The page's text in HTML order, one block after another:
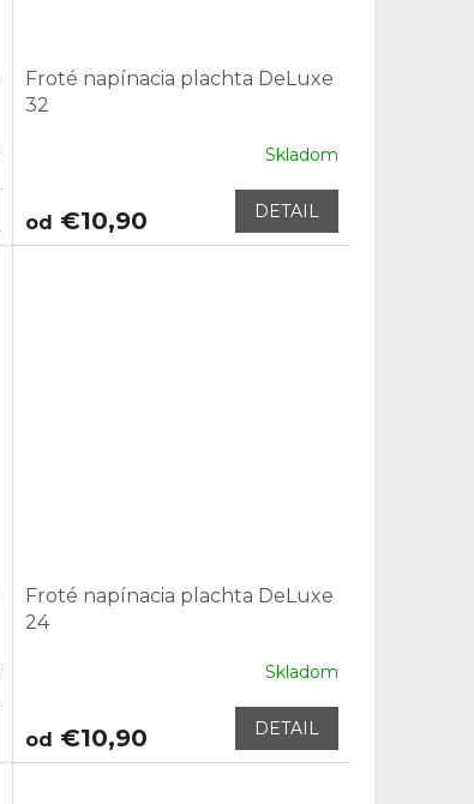
Froté napínacia plachta DeLuxe
32
Skladom
od €10,90 DETAIL
Froté napínacia plachta DeLuxe
24
Skladom
od €10,90 DETAIL